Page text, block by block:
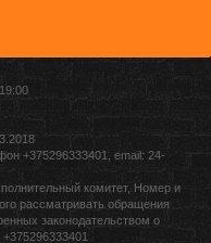
+375296333401, email: 24-
комитет, Номер и
рассматривать обращения
законодательством о